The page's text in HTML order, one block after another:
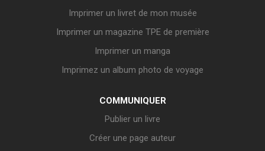
Imprimer un livret de mon musée
Imprimer un magazine TPE de première
Imprimer un manga
Imprimez un album photo de voyage
COMMUNIQUER
Publier un livre
Créer une page auteur